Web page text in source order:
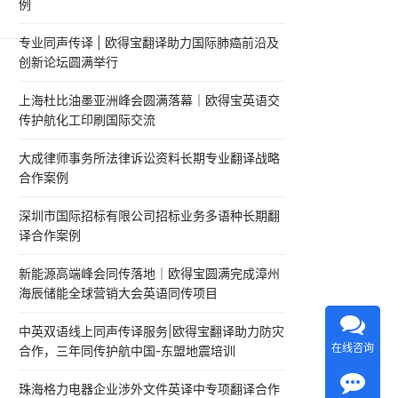
例
专业同声传译 | 欧得宝翻译助力国际肺癌前沿及
创新论坛圆满举行
上海杜比油墨亚洲峰会圆满落幕｜欧得宝英语交
传护航化工印刷国际交流
大成律师事务所法律诉讼资料长期专业翻译战略
合作案例
深圳市国际招标有限公司招标业务多语种长期翻
译合作案例
新能源高端峰会同传落地｜欧得宝圆满完成漳州
海辰储能全球营销大会英语同传项目
中英双语线上同声传译服务|欧得宝翻译助力防灾
合作，三年同传护航中国-东盟地震培训
珠海格力电器企业涉外文件英译中专项翻译合作
在线咨询